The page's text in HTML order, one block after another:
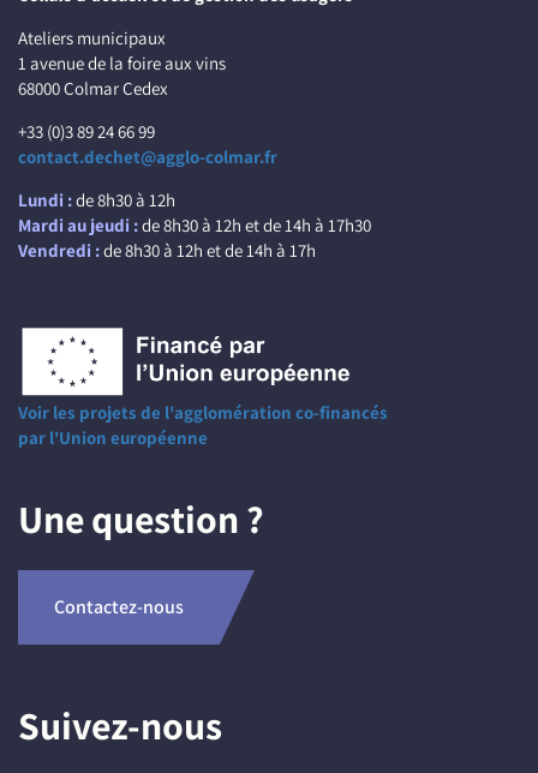
Ateliers municipaux
1 avenue de la foire aux vins
68000 Colmar Cedex
+33 (0)3 89 24 66 99
contact.dechet@agglo-colmar.fr
Lundi :de 8h30 à 12h
Mardi au jeudi :de 8h30 à 12h et de 14h à 17h30
Vendredi :de 8h30 à 12h et de 14h à 17h
Voir les projets de l'agglomération co-financés
par l'Union européenne
Une question ?
Contactez-nous
Suivez-nous